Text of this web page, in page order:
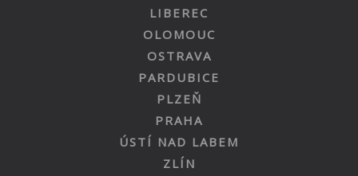
LIBEREC
OLOMOUC
OSTRAVA
PARDUBICE
PLZEŇ
PRAHA
ÚSTÍ NAD LABEM
ZLÍN